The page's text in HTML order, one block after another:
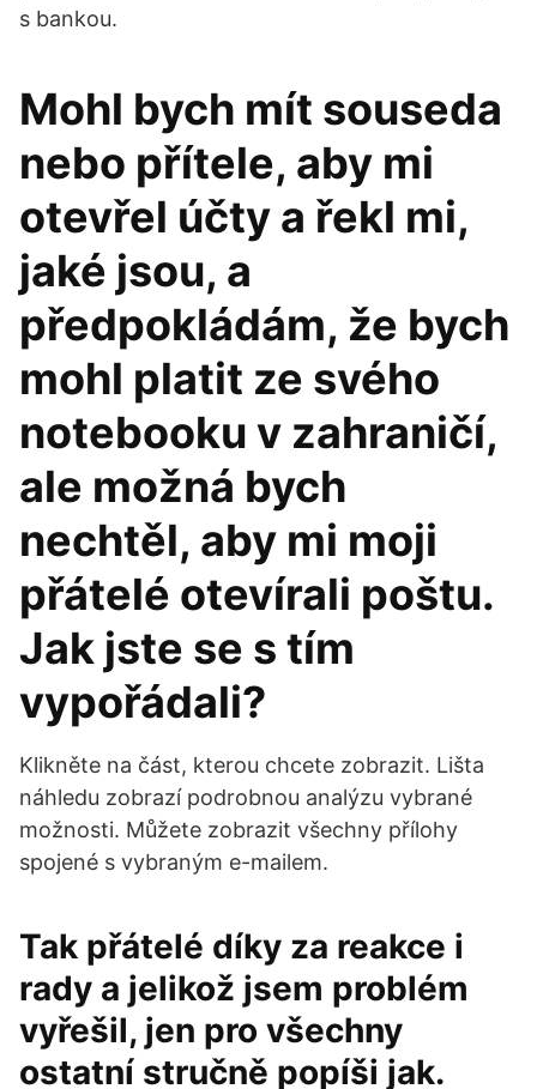
s bankou.
Mohl bych mít souseda
nebo přítele, aby mi
otevřel účty a řekl mi,
jaké jsou, a
předpokládám, že bych
mohl platit ze svého
notebooku v zahraničí,
ale možná bych
nechtěl, aby mi moji
přátelé otevírali poštu.
Jak jste se s tím
vypořádali?
Klikněte na část, kterou chcete zobrazit. Lišta
náhledu zobrazí podrobnou analýzu vybrané
možnosti. Můžete zobrazit všechny přílohy
spojené s vybraným e-mailem.
Tak přátelé díky za reakce i
rady a jelikož jsem problém
vyřešil, jen pro všechny
ostatní stručně popíši jak.